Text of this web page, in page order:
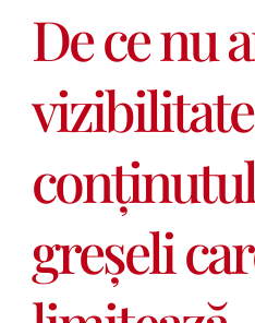
De ce nu
vizibilitate
greșeli
nu
are
vizibilitate
conținutul
5
care